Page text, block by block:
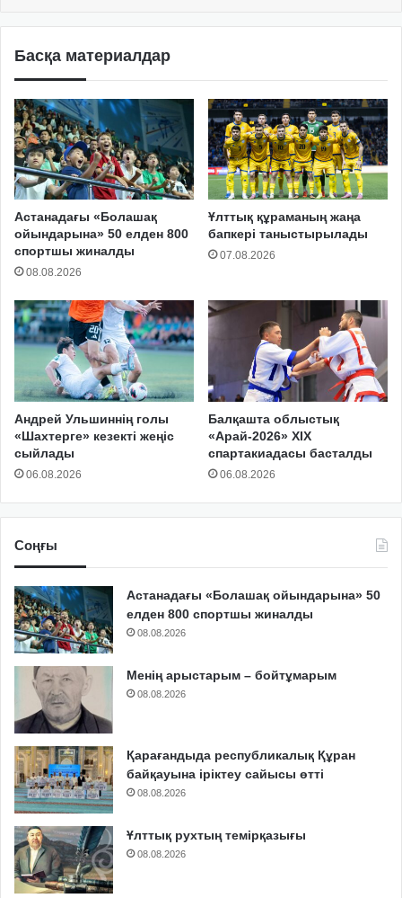
Басқа материалдар
Астанадағы «Болашақ
ойындарына» 50 елден 800
спортшы жиналды
08.08.2026
Ұлттық құраманың жаңа
бапкері таныстырылады
07.08.2026
Андрей Ульшиннің голы
«Шахтерге» кезекті жеңіс
сыйлады
06.08.2026
Балқашта облыстық
«Арай-2026» XIX
спартакиадасы басталды
06.08.2026
Соңғы
Астанадағы «Болашақ ойындарына» 50
елден 800 спортшы жиналды
08.08.2026
Менің арыстарым – бойтұмарым
08.08.2026
Қарағандыда республикалық Құран
байқауына іріктеу сайысы өтті
08.08.2026
Ұлттық рухтың темірқазығы
08.08.2026